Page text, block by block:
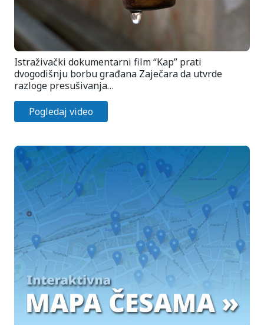
Istraživački dokumentarni film “Kap” prati
dvogodišnju borbu građana Zaječara da utvrde
razloge presušivanja…
Pogledaj video